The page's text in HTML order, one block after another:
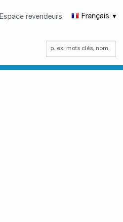
Espace revendeurs Français